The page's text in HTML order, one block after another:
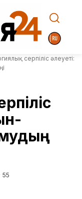
серпіліс әлеуеті:
55